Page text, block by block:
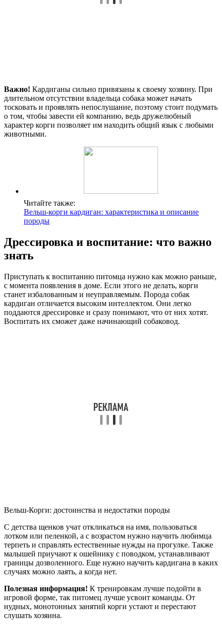
Важно! Кардиганы сильно привязаны к своему хозяину. При
длительном отсутствии владельца собака может начать
тосковать и проявлять непослушание, поэтому стоит подумать
о том, чтобы завести ей компанию, ведь дружелюбный
характер корги позволяет им находить общий язык с любыми
животными.
Читайте также:
Вельш-корги кардиган: характеристика и описание
породы
Дрессировка и воспитание: что важно
знать
Приступать к воспитанию питомца нужно как можно раньше,
с момента появления в доме. Если этого не делать, корги
станет избалованным и неуправляемым. Порода собак
кардиган отличается высоким интеллектом. Они легко
поддаются дрессировке и сразу понимают, что от них хотят.
Воспитать их сможет даже начинающий собаковод.
Вельш-Корги: достоинства и недостатки породы
С детства щенков учат откликаться на имя, пользоваться
лотком или пеленкой, а с возрастом нужно научить любимца
терпеть и справлять естественные нужды на прогулке. Также
малышей приучают к ошейнику с поводком, устанавливают
границы дозволенного. Еще нужно научить кардигана в каких
случаях можно лаять, а когда нет.
Полезная информация! К тренировкам лучше подойти в
игровой форме, так питомец лучше усвоит команды. От
нудных, монотонных занятий корги устают и перестают
слушать хозяина.